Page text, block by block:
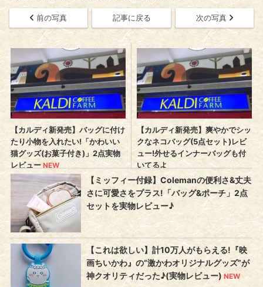
前の写真 記事に戻る 次の写真